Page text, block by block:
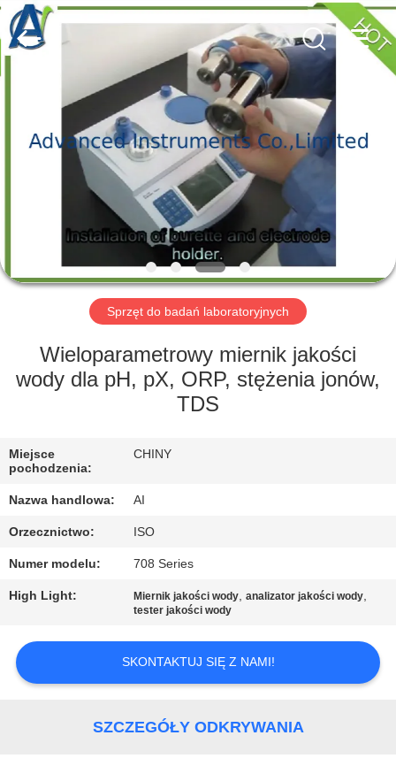
PRODUKTY
WYCIECZKA
FABRYCE
SKONTAKTUJ
NAMI
SPRAWY
2026
Advanced
Instruments
Co.,Limited.
All
Rights
Sprzęt do badań laboratoryjnych
Wieloparametrowy miernik jakości
wody dla pH, pX, ORP, stężenia jonów,
TDS
Miejsce
pochodzenia:
CHINY
Nazwa handlowa: AI
Orzecznictwo: ISO
Numer modelu: 708 Series
High Light: Miernik jakości wody,analizator jakości wody,
tester jakości wody
SKONTAKTUJ SIĘ Z NAMI!
SZCZEGÓŁY ODKRYWANIA